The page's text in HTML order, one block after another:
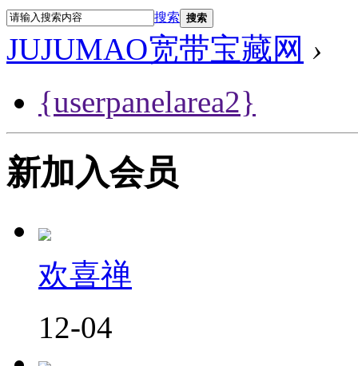
搜索 搜索
JUJUMAO宽带宝藏网 ›
{userpanelarea2}
新加入会员
欢喜禅
12-04